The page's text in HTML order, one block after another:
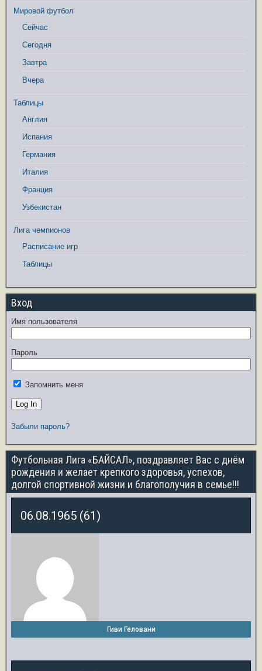
Мировой футбол
Сейчас
Сегодня
Завтра
Вчера
Таблицы
Англия
Испания
Германия
Италия
Франция
Узбекистан
Лига чемпионов
Расписание игр
Таблицы
Вход
Имя пользователя
Пароль
Запомнить меня
Забыли пароль?
Футбольная Лига «БАЙСАЛ», поздравляет Вас с днём
рождения и желает крепкого здоровья, успехов,
долгой спортивной жизни и благополучия в семье!!!
06.08.1965 (61)
Гиви Геловани